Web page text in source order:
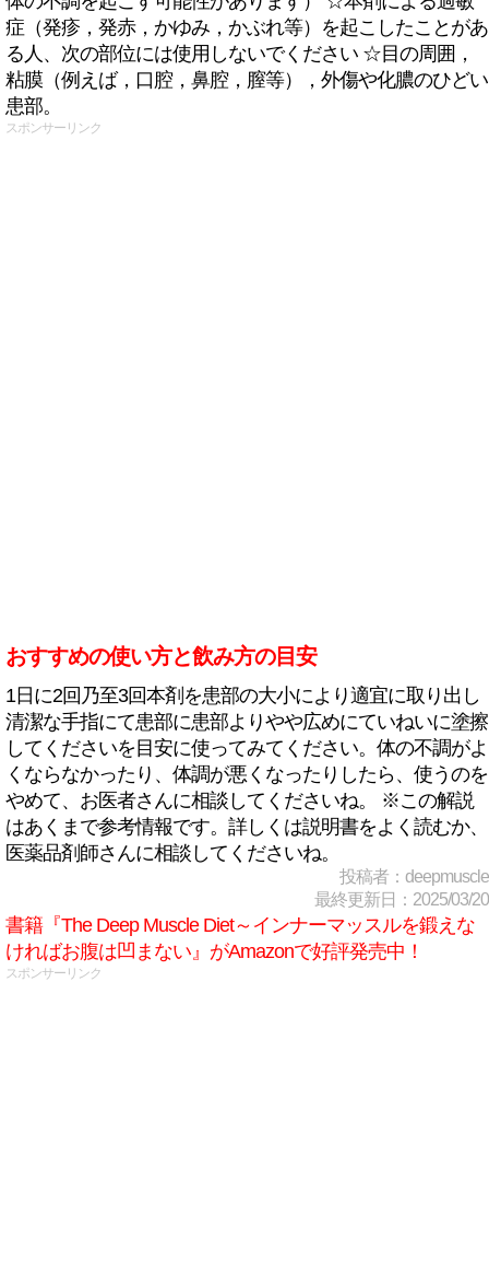
症（発疹，発赤，かゆみ，かぶれ等）を起こしたことがあ
る人、次の部位には使用しないでください ☆目の周囲，
粘膜（例えば，口腔，鼻腔，膣等），外傷や化膿のひどい
患部。
スポンサーリンク
おすすめの使い方と飲み方の目安
1日に2回乃至3回本剤を患部の大小により適宜に取り出し
清潔な手指にて患部に患部よりやや広めにていねいに塗擦
してくださいを目安に使ってみてください。体の不調がよ
くならなかったり、体調が悪くなったりしたら、使うのを
やめて、お医者さんに相談してくださいね。 ※この解説
はあくまで参考情報です。詳しくは説明書をよく読むか、
医薬品剤師さんに相談してくださいね。
投稿者：deepmuscle
最終更新日：2025/03/20
書籍『The Deep Muscle Diet～インナーマッスルを鍛えな
ければお腹は凹まない』がAmazonで好評発売中！
スポンサーリンク